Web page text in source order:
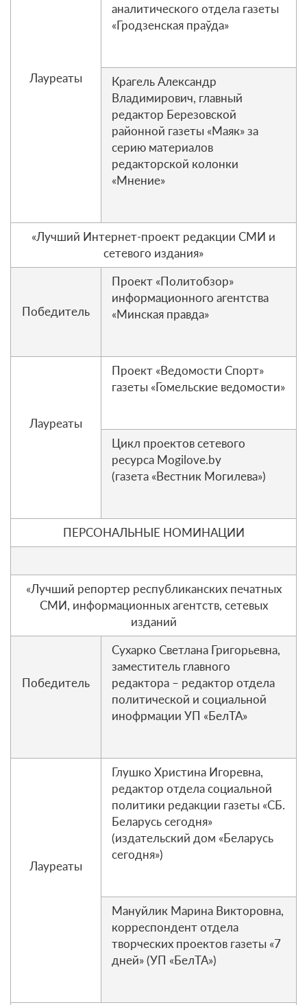
Лауреаты
аналитического отдела газеты
«Гродзенская праўда»
Крагель Александр
Владимирович, главный
редактор Березовской
районной газеты «Маяк» за
серию материалов
редакторской колонки
«Мнение»
«Лучший Интернет-проект редакции СМИ и
сетевого издания»
Победитель
Проект «Политобзор»
информационного агентства
«Минская правда»
Лауреаты
Проект «Ведомости Спорт»
газеты «Гомельские ведомости»
Цикл проектов сетевого
ресурса Mogilove.by
(газета «Вестник Могилева»)
ПЕРСОНАЛЬНЫЕ НОМИНАЦИИ
«Лучший репортер республиканских печатных
СМИ, информационных агентств, сетевых
изданий
Победитель
Сухарко Светлана Григорьевна,
заместитель главного
редактора – редактор отдела
политической и социальной
инофрмации УП «БелТА»
Лауреаты
Глушко Христина Игоревна,
редактор отдела социальной
политики редакции газеты «СБ.
Беларусь сегодня»
(издательский дом «Беларусь
сегодня»)
Мануйлик Марина Викторовна,
корреспондент отдела
творческих проектов газеты «7
дней» (УП «БелТА»)